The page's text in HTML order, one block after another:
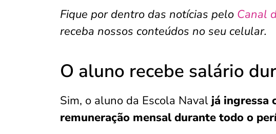
Fique por dentro das notícias pelo Canal
receba nossos conteúdos no seu celular.
O aluno recebe salário
Sim, o aluno da Escola Navaljá ingressa
remuneração mensal durante todo o